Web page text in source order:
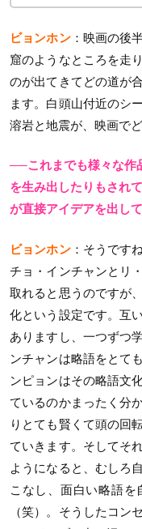
ビョンホン：映画の後
窟のようなところを走
のが出てきてどの道が
ます。白頭山付近のシ
溶岩と地震が、映画で
──これまでも様々な作
を生み出したりもされ
が直接アイデアを出し
ビョンホン：そうです
チョ・インチャンとリ
取れると思うのですが
化という設定です。互
ありますし、一つずつ
ンチャンは略語をとて
ンピョンはその略語文
ているのかまったく分
りとても賢くて頭の回
ていきます。そしてそ
ようになると、むしろ
こなし、面白い略語
（笑）。そうしたコン